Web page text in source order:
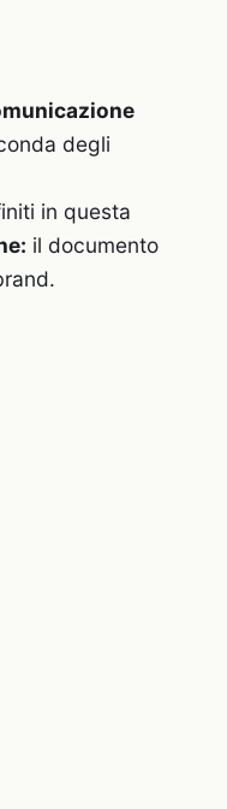
degli
in questa
il documento